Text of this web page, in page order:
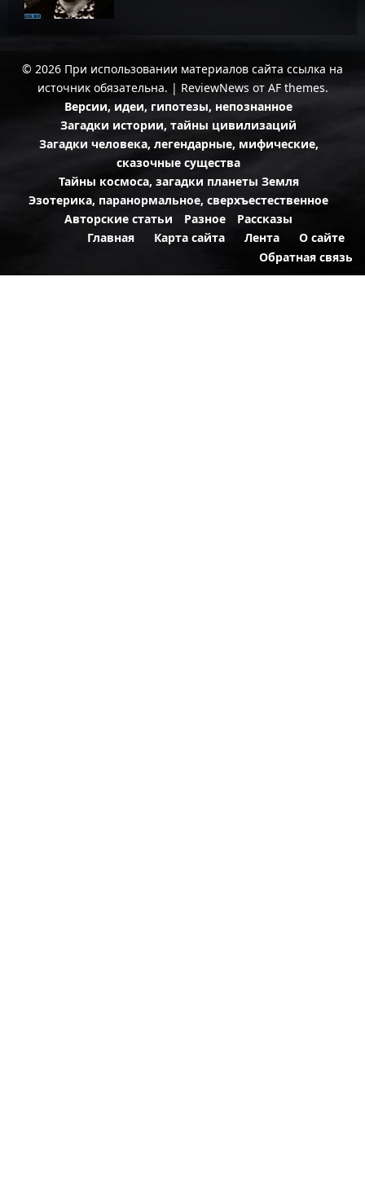
© 2026 При использовании материалов сайта ссылка на
источник обязательна. | ReviewNews от AF themes.
Версии, идеи, гипотезы, непознанное
Загадки истории, тайны цивилизаций
Загадки человека, легендарные, мифические,
сказочные существа
Тайны космоса, загадки планеты Земля
Эзотерика, паранормальное, сверхъестественное
Авторские статьи
Разное
Рассказы
Главная
Карта сайта Лента
О сайте
Обратная связь